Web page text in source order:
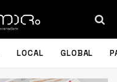
LOCAL GLOBAL